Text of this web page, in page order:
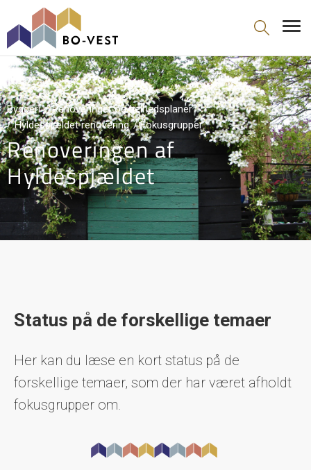
gå til indhold
Byggeri
Renoveringer og helhedsplaner
Hyldespjældet renovering
Fokusgrupper
Renoveringen af
Hyldespjældet
Status på de forskellige temaer
Her kan du læse en kort status på de
forskellige temaer, som der har været afholdt
fokusgrupper om.